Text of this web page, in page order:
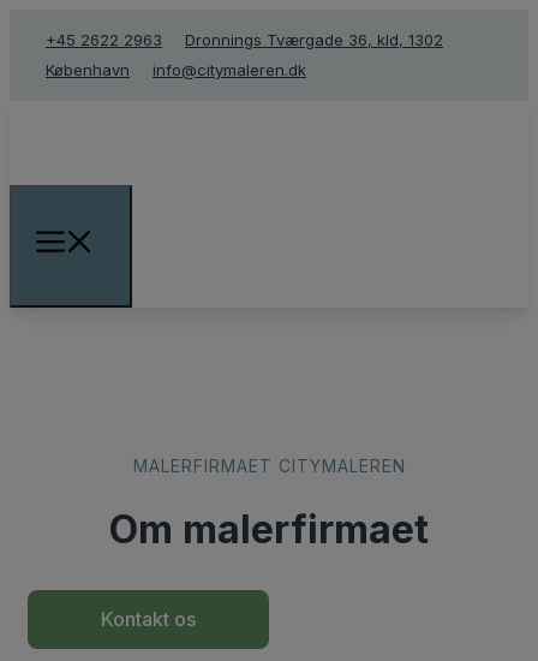
+45 2622 2963
Dronnings Tværgade 36, kld, 1302
København
info@citymaleren.dk
​MALERFIRMAET CITYMALEREN
Om malerfirmaet​
Kontakt os